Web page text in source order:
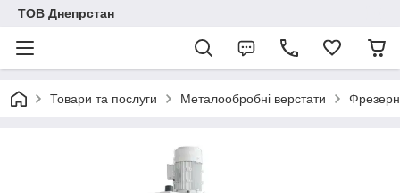
ТОВ Днепрстан
Товари та послуги Металообробні верстати